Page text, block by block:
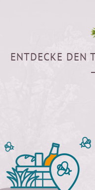
ENTDECKE DEN